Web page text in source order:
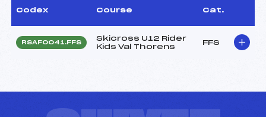
Codex Course Cat.
RSAF0041.FFS
Skicross U12 Rider
Kids Val Thorens
FFS